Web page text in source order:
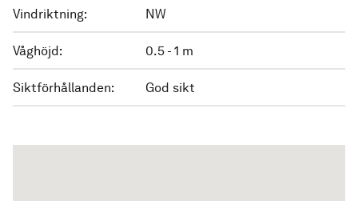
Vindriktning: NW
Våghöjd: 0.5 - 1 m
Siktförhållanden: God sikt